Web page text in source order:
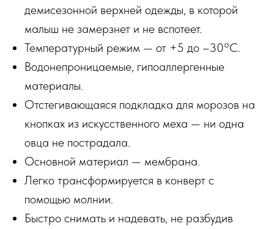
демисезонной верхней одежды, в которой
малыш не замерзнет и не вспотеет.
Температурный режим — от +5 до –30°С.
Водонепроницаемые, гипоаллергенные
материалы.
Отстегивающаяся подкладка для морозов на
кнопках из искусственного меха — ни одна
овца не пострадала.
Основной материал — мембрана.
Легко трансформируется в конверт с
помощью молнии.
Быстро снимать и надевать, не разбудив